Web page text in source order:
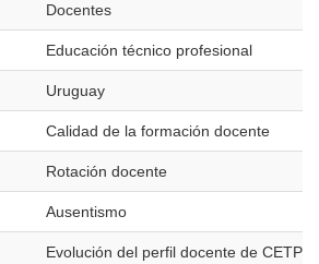
Docentes
Educación técnico profesional
Uruguay
Calidad de la formación docente
Rotación docente
Ausentismo
Evolución del perfil docente de CETP-